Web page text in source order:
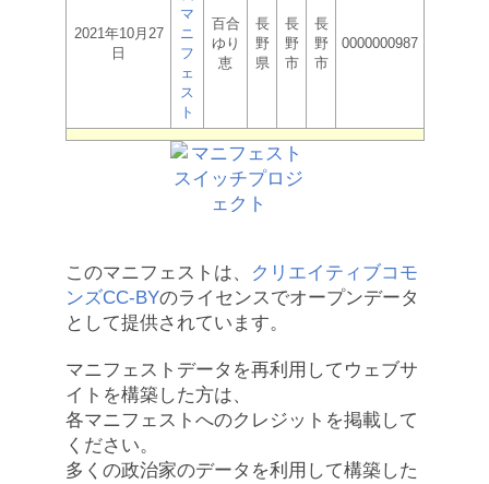
2021年10月27
日
マ
ニ
フ
ェ
ス
ト
百合
ゆり
恵
長
野
県
長
野
市
長
野
市
0000000987
このマニフェストは、
クリエイティブコモ
ンズCC-BYのライセンスでオープンデータ
として提供されています。
マニフェストデータを再利用してウェブサ
イトを構築した方は、
各マニフェストへのクレジットを掲載して
ください。
多くの政治家のデータを利用して構築した